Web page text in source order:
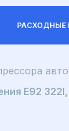
РАСХОДНЫЕ
E92